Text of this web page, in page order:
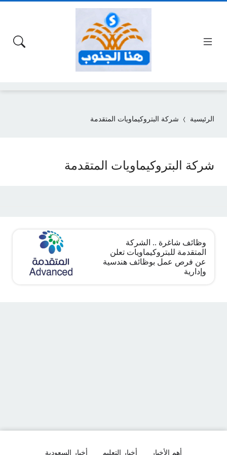
الرئيسية شركة البتروكيماويات المتقدمة
شركة البتروكيماويات المتقدمة
وظائف شاغرة .. الشركة
المتقدمة للبتروكيماويات تعلن
عن فرص عمل بوظائف هندسية
وإدارية
أهم الأخبار أخبار التعليم أخبار السعودية